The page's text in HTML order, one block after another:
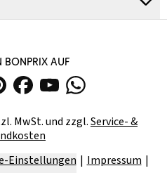
BONPRIX AUF
MwSt. und zzgl.Service- &
Einstellungen
Impressum